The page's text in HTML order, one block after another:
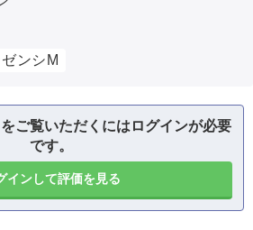
ンシM
ご覧いただくにはログインが必要
です。
インして評価を見る